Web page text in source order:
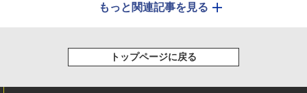
もっと関連記事を見る
トップページに戻る